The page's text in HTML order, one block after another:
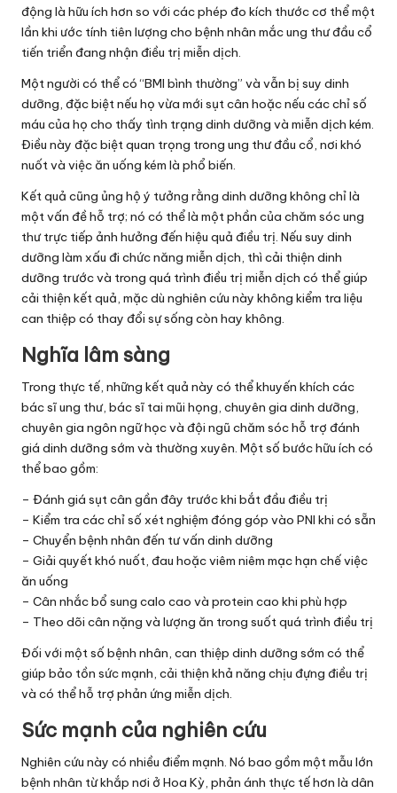
động là hữu ích hơn so với các phép đo kích thước cơ thể một
lần khi ước tính tiên lượng cho bệnh nhân mắc ung thư đầu cổ
tiến triển đang nhận điều trị miễn dịch.
Một người có thể có “BMI bình thường” và vẫn bị suy dinh
dưỡng, đặc biệt nếu họ vừa mới sụt cân hoặc nếu các chỉ số
máu của họ cho thấy tình trạng dinh dưỡng và miễn dịch kém.
Điều này đặc biệt quan trọng trong ung thư đầu cổ, nơi khó
nuốt và việc ăn uống kém là phổ biến.
Kết quả cũng ủng hộ ý tưởng rằng dinh dưỡng không chỉ là
một vấn đề hỗ trợ; nó có thể là một phần của chăm sóc ung
thư trực tiếp ảnh hưởng đến hiệu quả điều trị. Nếu suy dinh
dưỡng làm xấu đi chức năng miễn dịch, thì cải thiện dinh
dưỡng trước và trong quá trình điều trị miễn dịch có thể giúp
cải thiện kết quả, mặc dù nghiên cứu này không kiểm tra liệu
can thiệp có thay đổi sự sống còn hay không.
Nghĩa lâm sàng
Trong thực tế, những kết quả này có thể khuyến khích các
bác sĩ ung thư, bác sĩ tai mũi họng, chuyên gia dinh dưỡng,
chuyên gia ngôn ngữ học và đội ngũ chăm sóc hỗ trợ đánh
giá dinh dưỡng sớm và thường xuyên. Một số bước hữu ích có
thể bao gồm:
– Đánh giá sụt cân gần đây trước khi bắt đầu điều trị
– Kiểm tra các chỉ số xét nghiệm đóng góp vào PNI khi có sẵn
– Chuyển bệnh nhân đến tư vấn dinh dưỡng
– Giải quyết khó nuốt, đau hoặc viêm niêm mạc hạn chế việc
ăn uống
– Cân nhắc bổ sung calo cao và protein cao khi phù hợp
– Theo dõi cân nặng và lượng ăn trong suốt quá trình điều trị
Đối với một số bệnh nhân, can thiệp dinh dưỡng sớm có thể
giúp bảo tồn sức mạnh, cải thiện khả năng chịu đựng điều trị
và có thể hỗ trợ phản ứng miễn dịch.
Sức mạnh của nghiên cứu
Nghiên cứu này có nhiều điểm mạnh. Nó bao gồm một mẫu lớn
bệnh nhân từ khắp nơi ở Hoa Kỳ, phản ánh thực tế hơn là dân